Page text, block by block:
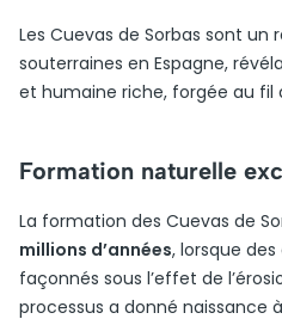
Les Cuevas de Sorbas sont
souterraines en Espagne,
et humaine riche, forgée au fil
Formation naturelle
La formation des Cuevas de
millions d’années, lorsque
façonnés sous l’effet de
processus a donné naissance